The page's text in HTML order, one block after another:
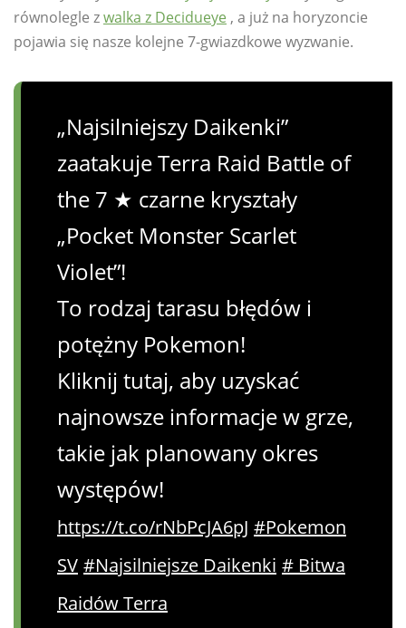
równolegle zwalka z Decidueye , a już na horyzoncie
pojawia się nasze kolejne 7-gwiazdkowe wyzwanie.
„Najsilniejszy Daikenki”
zaatakuje Terra Raid Battle of
the 7 ★ czarne kryształy
„Pocket Monster Scarlet
Violet”!
To rodzaj tarasu błędów i
potężny Pokemon!
Kliknij tutaj, aby uzyskać
najnowsze informacje w grze,
takie jak planowany okres
występów!
https://t.co/rNbPcJA6pJ #Pokemon
SV #Najsilniejsze Daikenki # Bitwa
Raidów Terra